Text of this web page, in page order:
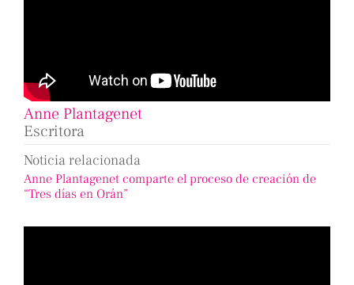
Anne Plantagenet
Escritora
Noticia relacionada
Anne Plantagenet comparte el proceso de creación de
“Tres días en Orán”